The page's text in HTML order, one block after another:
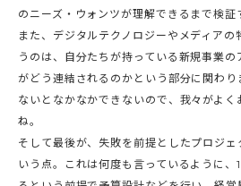
のニーズ・ウォンツが理解できるまで検証
また、デジタルテクノロジーやメディア
うのは、自分たちが持っている新規事業の
がどう連結されるのかという部分に関わ
ないとなかなかできないので、我々がよ
ね。
そして最後が、失敗を前提としたプロジ
いう点。これは何度も言っているように